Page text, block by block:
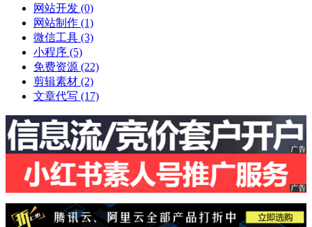
网站开发 (0)
网站制作 (1)
微信工具 (3)
小程序 (5)
免费资源 (22)
剪辑素材 (2)
文章代写 (17)